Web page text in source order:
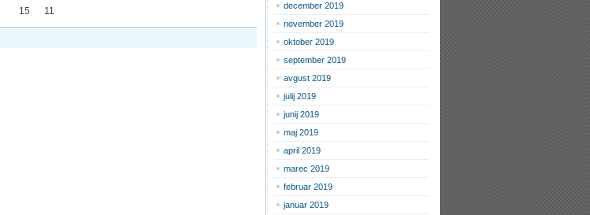
15 11
december 2019
november 2019
oktober 2019
september 2019
avgust 2019
julij 2019
junij 2019
maj 2019
april 2019
marec 2019
februar 2019
januar 2019